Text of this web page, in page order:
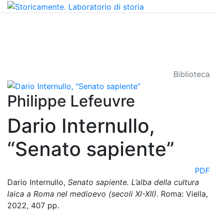
Biblioteca
Philippe Lefeuvre
Dario Internullo,
“Senato sapiente”
PDF
Dario Internullo, Senato sapiente. L’alba della cultura
laica a Roma nel medioevo (secoli XI-XII). Roma: Viella,
2022, 407 pp.